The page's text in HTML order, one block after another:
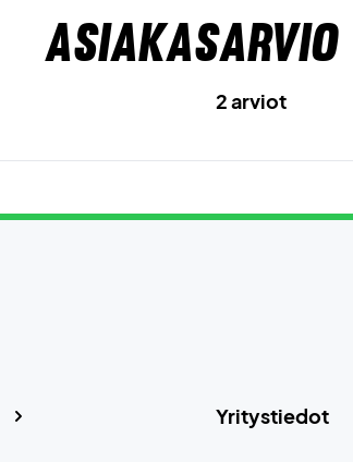
Asiakasarvio
2 arviot
Yritystiedot